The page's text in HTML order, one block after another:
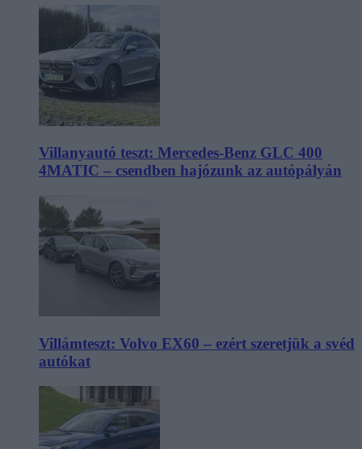
Villanyautó teszt: Mercedes-Benz GLC 400
4MATIC – csendben hajózunk az autópályán
Villámteszt: Volvo EX60 – ezért szeretjük a svéd
autókat